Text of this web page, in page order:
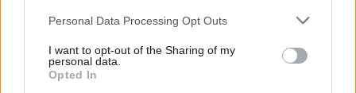
Personal Data Processing Opt Outs
I want to opt-out of the Sharing of my
personal data.
Opted In
Télécharger le fichier ASV1.pdf